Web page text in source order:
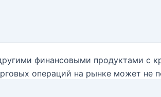
финансовыми продуктами с
операций на рынке может не